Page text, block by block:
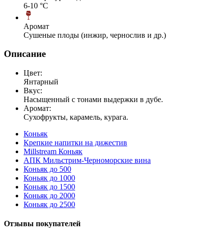
6-10 °С
Аромат
Сушеные плоды (инжир, чернослив и др.)
Описание
Цвет:
Янтарный
Вкус:
Насыщенный с тонами выдержки в дубе.
Аромат:
Сухофрукты, карамель, курага.
Коньяк
Крепкие напитки на дижестив
Millstream Коньяк
АПК Мильстрим-Черноморские вина
Коньяк до 500
Коньяк до 1000
Коньяк до 1500
Коньяк до 2000
Коньяк до 2500
Отзывы покупателей